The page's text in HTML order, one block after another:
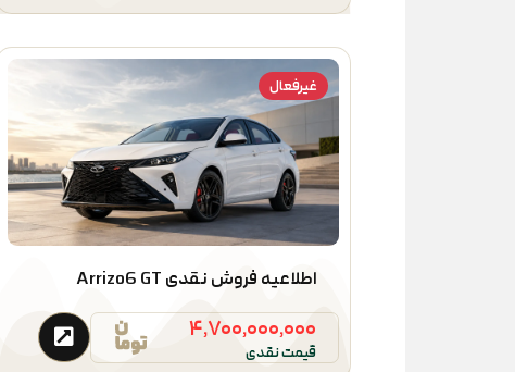
غیرفعال
اطلاعیه فروش نقدی Arrizo6 GT
۴,۷۰۰,۰۰۰,۰۰۰
قیمت نقدی